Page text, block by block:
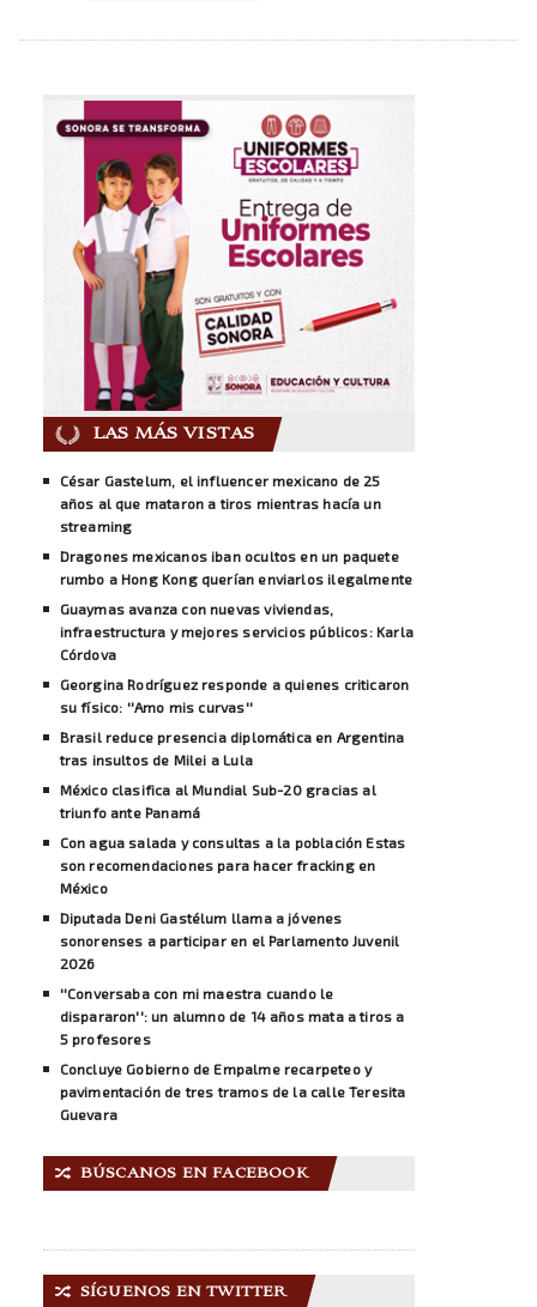
LAS MÁS VISTAS
César Gastelum, el influencer mexicano de 25
años al que mataron a tiros mientras hacía un
streaming
Dragones mexicanos iban ocultos en un paquete
rumbo a Hong Kong querían enviarlos ilegalmente
Guaymas avanza con nuevas viviendas,
infraestructura y mejores servicios públicos: Karla
Córdova
Georgina Rodríguez responde a quienes criticaron
su físico: ''Amo mis curvas''
Brasil reduce presencia diplomática en Argentina
tras insultos de Milei a Lula
México clasifica al Mundial Sub-20 gracias al
triunfo ante Panamá
Con agua salada y consultas a la población Estas
son recomendaciones para hacer fracking en
México
Diputada Deni Gastélum llama a jóvenes
sonorenses a participar en el Parlamento Juvenil
2026
''Conversaba con mi maestra cuando le
dispararon'': un alumno de 14 años mata a tiros a
5 profesores
Concluye Gobierno de Empalme recarpeteo y
pavimentación de tres tramos de la calle Teresita
Guevara
🔀 BÚSCANOS EN FACEBOOK
🔀 SÍGUENOS EN TWITTER